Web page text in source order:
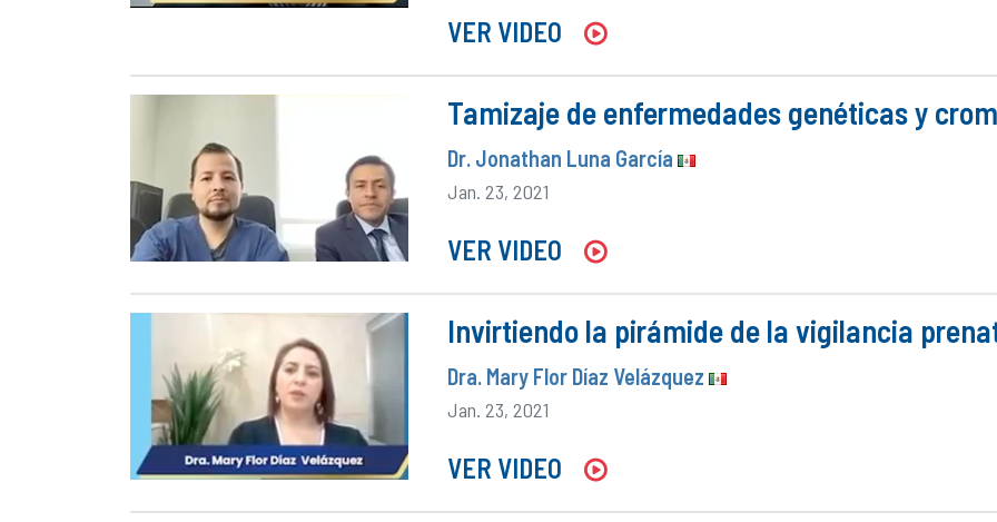
VER VIDEO
Tamizaje de enfermedades genéticas y
Dr. Jonathan Luna García
Jan. 23, 2021
VER VIDEO
Invirtiendo la pirámide de la vigilancia
Dra. Mary Flor Díaz Velázquez
Jan. 23, 2021
VER VIDEO